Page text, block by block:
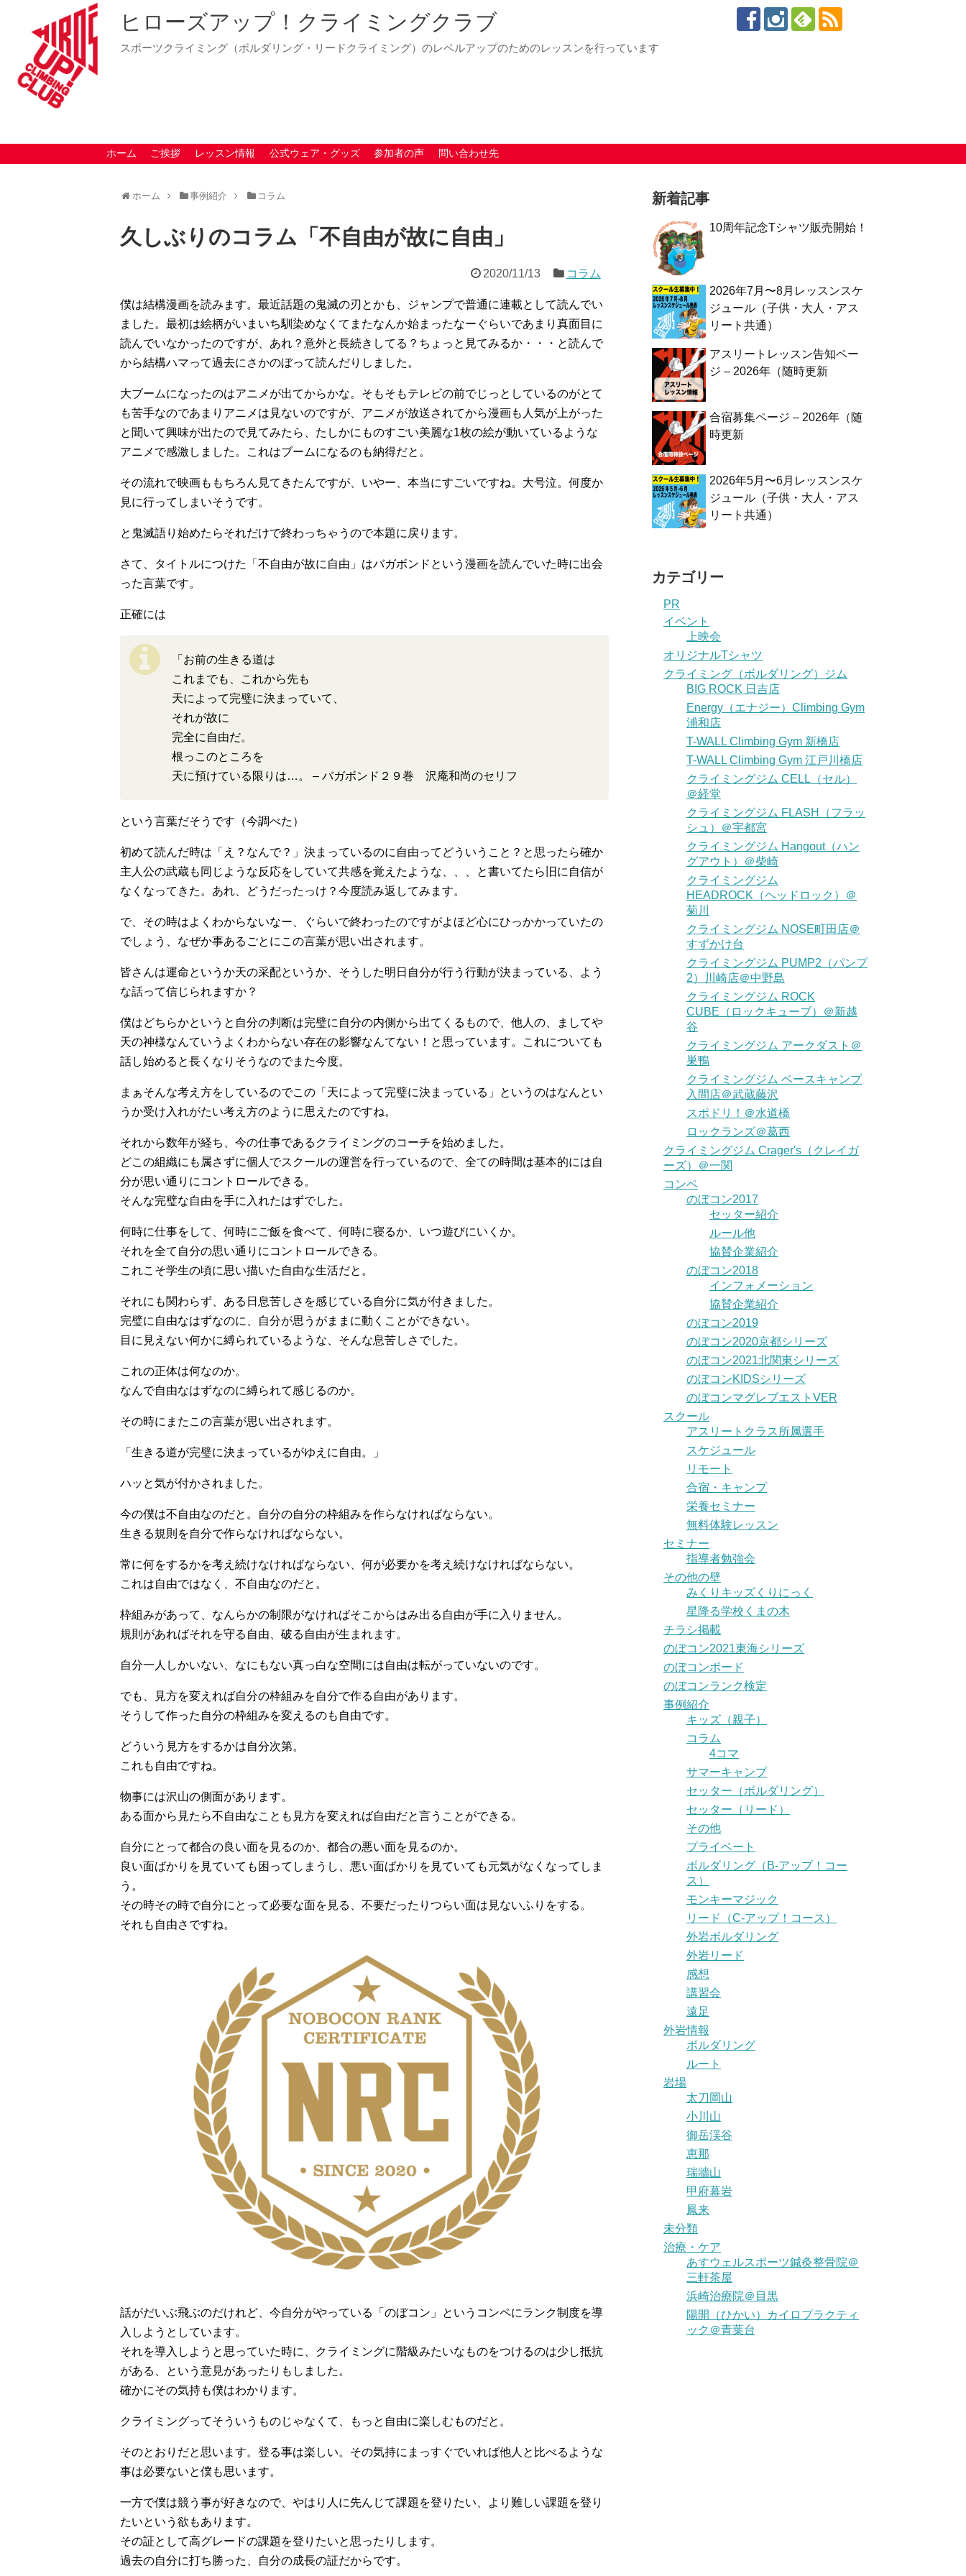
ヒローズアップ！クライミングクラブ
スポーツクライミング（ボルダリング・リードクライミング）のレベルアップのためのレッスンを行っています
ホーム ご挨拶 レッスン情報 公式ウェア・グッズ 参加者の声 問い合わせ先
ホーム 事例紹介 コラム
久しぶりのコラム「不自由が故に自由」
2020/11/13 コラム
僕は結構漫画を読みます。最近話題の鬼滅の刃とかも、ジャンプで普通に連載として読んでい
ました。最初は絵柄がいまいち馴染めなくてまたなんか始まったなーぐらいであまり真面目に
読んでいなかったのですが、あれ？意外と長続きしてる？ちょっと見てみるか・・・と読んで
から結構ハマって過去にさかのぼって読んだりしました。
大ブームになったのはアニメが出てからかな。そもそもテレビの前でじっとしているのがとて
も苦手なのであまりアニメは見ないのですが、アニメが放送されてから漫画も人気が上がった
と聞いて興味が出たので見てみたら、たしかにものすごい美麗な1枚の絵が動いているような
アニメで感激しました。これはブームになるのも納得だと。
その流れで映画ももちろん見てきたんですが、いやー、本当にすごいですね。大号泣。何度か
見に行ってしまいそうです。
と鬼滅語り始めたらそれだけで終わっちゃうので本題に戻ります。
さて、タイトルにつけた「不自由が故に自由」はバガボンドという漫画を読んでいた時に出会
った言葉です。
正確には
「お前の生きる道は
これまでも、これから先も
天によって完璧に決まっていて、
それが故に
完全に自由だ。
根っこのところを
天に預けている限りは…。 – バガボンド２９巻 沢庵和尚のセリフ
という言葉だそうです（今調べた）
初めて読んだ時は「え？なんで？」決まっているのに自由ってどういうこと？と思ったら確か
主人公の武蔵も同じような反応をしていて共感を覚えたような、、、と書いてたら旧に自信が
なくなってきた。あれ、どうだったっけ？今度読み返してみます。
で、その時はよくわからないなー、ぐらいで終わったのですがよほど心にひっかかっていたの
でしょう、なぜか事あるごとにこの言葉が思い出されます。
皆さんは運命というか天の采配というか、そうした明日自分が行う行動が決まっている、よう
な話って信じられますか？
僕はどちらかというと自分の判断は完璧に自分の内側から出てくるもので、他人の、ましてや
天の神様なんていうよくわからない存在の影響なんてない！と思っています。これについても
話し始めると長くなりそうなのでまた今度。
まぁそんな考え方をしているのでこの「天によって完璧に決まっている」というのはなんとい
うか受け入れがたい考え方のように思えたのですね。
それから数年が経ち、今の仕事であるクライミングのコーチを始めました。
どこの組織にも属さずに個人でスクールの運営を行っているので、全ての時間は基本的には自
分が思い通りにコントロールできる。
そんな完璧な自由を手に入れたはずでした。
何時に仕事をして、何時にご飯を食べて、何時に寝るか、いつ遊びにいくか。
それを全て自分の思い通りにコントロールできる。
これこそ学生の頃に思い描いた自由な生活だと。
それにも関わらず、ある日息苦しさを感じている自分に気が付きました。
完璧に自由なはずなのに、自分が思うがままに動くことができない。
目に見えない何かに縛られているような、そんな息苦しさでした。
これの正体は何なのか。
なんで自由なはずなのに縛られて感じるのか。
その時にまたこの言葉が思い出されます。
「生きる道が完璧に決まっているがゆえに自由。」
ハッと気が付かされました。
今の僕は不自由なのだと。自分の自分の枠組みを作らなければならない。
生きる規則を自分で作らなければならない。
常に何をするかを考え続けなければならない、何が必要かを考え続けなければならない。
これは自由ではなく、不自由なのだと。
枠組みがあって、なんらかの制限がなければそこからはみ出る自由が手に入りません。
規則があればそれを守る自由、破る自由が生まれます。
自分一人しかいない、なにもない真っ白な空間には自由は転がっていないのです。
でも、見方を変えれば自分の枠組みを自分で作る自由があります。
そうして作った自分の枠組みを変えるのも自由です。
どういう見方をするかは自分次第。
これも自由ですね。
物事には沢山の側面があります。
ある面から見たら不自由なことも見方を変えれば自由だと言うことができる。
自分にとって都合の良い面を見るのか、都合の悪い面を見るのか。
良い面ばかりを見ていても困ってしまうし、悪い面ばかりを見ていても元気がなくなってしま
う。
その時その時で自分にとって必要な面を見る、不要だったりつらい面は見ないふりをする。
それも自由さですね。
話がだいぶ飛ぶのだけれど、今自分がやっている「のぼコン」というコンペにランク制度を導
入しようとしています。
それを導入しようと思っていた時に、クライミングに階級みたいなものをつけるのは少し抵抗
がある、という意見があったりもしました。
確かにその気持も僕はわかります。
クライミングってそういうものじゃなくて、もっと自由に楽しむものだと。
そのとおりだと思います。登る事は楽しい。その気持にまっすぐでいれば他人と比べるような
事は必要ないと僕も思います。
一方で僕は競う事が好きなので、やはり人に先んじて課題を登りたい、より難しい課題を登り
たいという欲もあります。
その証として高グレードの課題を登りたいと思ったりします。
過去の自分に打ち勝った、自分の成長の証だからです。
新着記事
10周年記念Tシャツ販売開始！
2026年7月〜8月レッスンスケ
ジュール（子供・大人・アス
リート共通）
アスリートレッスン告知ペー
ジ – 2026年（随時更新
合宿募集ページ – 2026年（随
時更新
2026年5月〜6月レッスンスケ
ジュール（子供・大人・アス
リート共通）
カテゴリー
PR
イベント
上映会
オリジナルTシャツ
クライミング（ボルダリング）ジム
BIG ROCK 日吉店
Energy（エナジー）Climbing Gym
浦和店
T-WALL Climbing Gym 新橋店
T-WALL Climbing Gym 江戸川橋店
クライミングジム CELL（セル）
＠経堂
クライミングジム FLASH（フラッ
シュ）＠宇都宮
クライミングジム Hangout（ハン
グアウト）＠柴崎
クライミングジム
HEADROCK（ヘッドロック）＠
菊川
クライミングジム NOSE町田店＠
すずかけ台
クライミングジム PUMP2（パンプ
2）川崎店＠中野島
クライミングジム ROCK
CUBE（ロックキューブ）＠新越
谷
クライミングジム アークダスト＠
巣鴨
クライミングジム ベースキャンプ
入間店＠武蔵藤沢
スポドリ！＠水道橋
ロックランズ＠葛西
クライミングジム Crager's（クレイガ
ーズ）＠一関
コンペ
のぼコン2017
セッター紹介
ルール他
協賛企業紹介
のぼコン2018
インフォメーション
協賛企業紹介
のぼコン2019
のぼコン2020京都シリーズ
のぼコン2021北関東シリーズ
のぼコンKIDSシリーズ
のぼコンマグレブエストVER
スクール
アスリートクラス所属選手
スケジュール
リモート
合宿・キャンプ
栄養セミナー
無料体験レッスン
セミナー
指導者勉強会
その他の壁
みくりキッズくりにっく
星降る学校くまの木
チラシ掲載
のぼコン2021東海シリーズ
のぼコンボード
のぼコンランク検定
事例紹介
キッズ（親子）
コラム
4コマ
サマーキャンプ
セッター（ボルダリング）
セッター（リード）
その他
プライベート
ボルダリング（B-アップ！コー
ス）
モンキーマジック
リード（C-アップ！コース）
外岩ボルダリング
外岩リード
感想
講習会
遠足
外岩情報
ボルダリング
ルート
岩場
太刀岡山
小川山
御岳渓谷
恵那
瑞牆山
甲府幕岩
鳳来
未分類
治療・ケア
あすウェルスポーツ鍼灸整骨院＠
三軒茶屋
浜崎治療院＠目黒
陽開（ひかい）カイロプラクティ
ック＠青葉台